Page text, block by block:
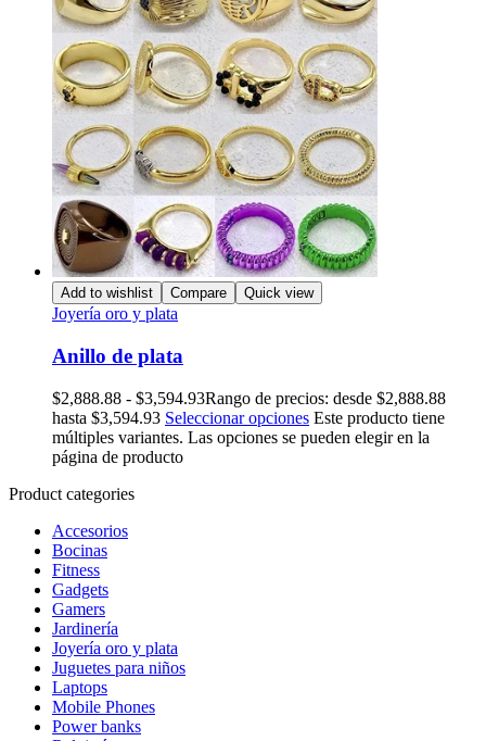
Add to wishlist Compare Quick view
Joyería oro y plata
Anillo de plata
$2,888.88 - $3,594.93Rango de precios: desde $2,888.88
hasta $3,594.93 Seleccionar opciones Este producto tiene
múltiples variantes. Las opciones se pueden elegir en la
página de producto
Product categories
Accesorios
Bocinas
Fitness
Gadgets
Gamers
Jardinería
Joyería oro y plata
Juguetes para niños
Laptops
Mobile Phones
Power banks